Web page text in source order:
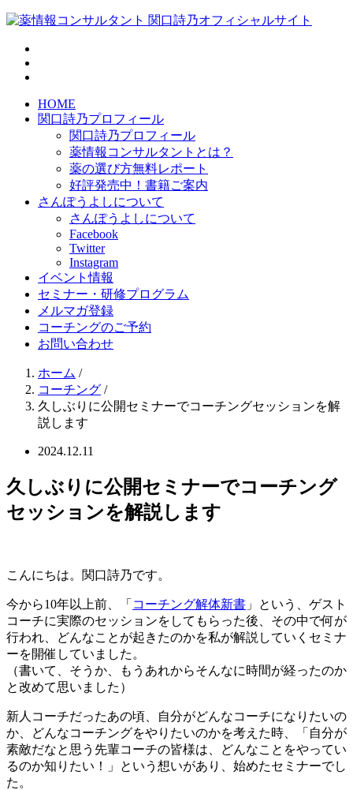
HOME
関口詩乃プロフィール
関口詩乃プロフィール
薬情報コンサルタントとは？
薬の選び方無料レポート
好評発売中！書籍ご案内
さんぽうよしについて
さんぽうよしについて
Facebook
Twitter
Instagram
イベント情報
セミナー・研修プログラム
メルマガ登録
コーチングのご予約
お問い合わせ
ホーム /
コーチング /
久しぶりに公開セミナーでコーチングセッションを解
説します
2024.12.11
久しぶりに公開セミナーでコーチング
セッションを解説します
こんにちは。関口詩乃です。
今から10年以上前、「 コーチング解体新書 」という、ゲスト
コーチに実際のセッションをしてもらった後、その中で何が
行われ、どんなことが起きたのかを私が解説していくセミナ
ーを開催していました。
（書いて、そうか、もうあれからそんなに時間が経ったのか
と改めて思いました）
新人コーチだったあの頃、自分がどんなコーチになりたいの
か、どんなコーチングをやりたいのかを考えた時、「自分が
素敵だなと思う先輩コーチの皆様は、どんなことをやってい
るのか知りたい！」という想いがあり、始めたセミナーでし
た。